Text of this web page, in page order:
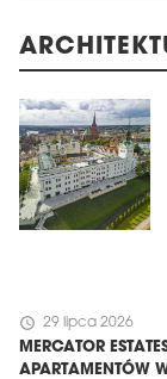
schedule 29 lipca 2026
MERCATOR
APARTAMENTÓW